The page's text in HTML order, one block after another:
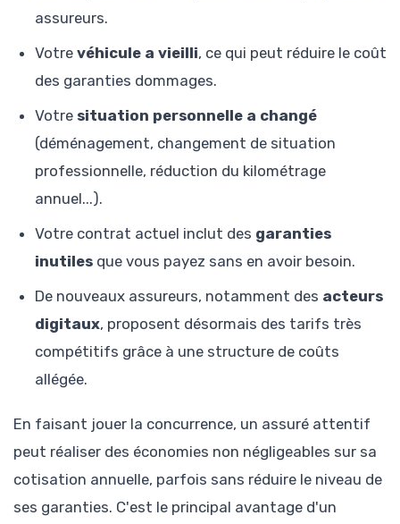
assureurs.
Votre véhicule a vieilli, ce qui peut réduire le coût
des garanties dommages.
Votre situation personnelle a changé
(déménagement, changement de situation
professionnelle, réduction du kilométrage
annuel...).
Votre contrat actuel inclut des garanties
inutiles que vous payez sans en avoir besoin.
De nouveaux assureurs, notamment des acteurs
digitaux, proposent désormais des tarifs très
compétitifs grâce à une structure de coûts
allégée.
En faisant jouer la concurrence, un assuré attentif
peut réaliser des économies non négligeables sur sa
cotisation annuelle, parfois sans réduire le niveau de
ses garanties. C'est le principal avantage d'un